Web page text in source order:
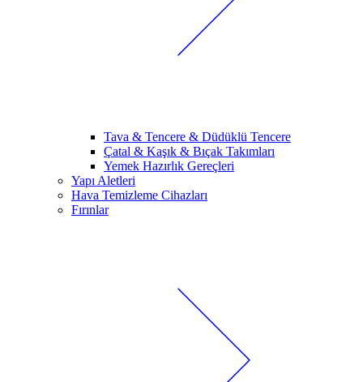
Tava & Tencere & Düdüklü Tencere
Çatal & Kaşık & Bıçak Takımları
Yemek Hazırlık Gereçleri
Yapı Aletleri
Hava Temizleme Cihazları
Fırınlar